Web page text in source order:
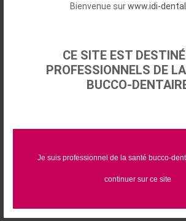
Bienvenue surwww.idi-
CE SITE EST
PROFESSIONNELS DE
BUCCO-
Je suis professionnel de la santé bucco-
continuer sur ce site
Moteurs
RAYPLICKER - Prise de